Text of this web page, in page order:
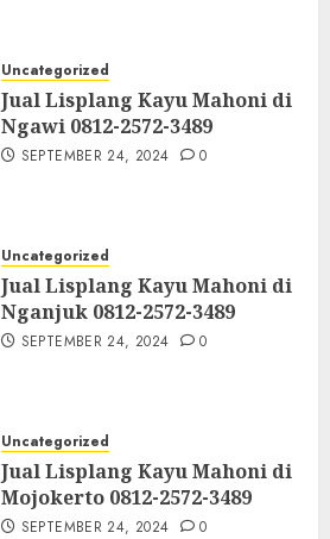
Uncategorized
Jual Lisplang Kayu Mahoni di
Ngawi 0812-2572-3489
SEPTEMBER 24, 2024 0
Uncategorized
Jual Lisplang Kayu Mahoni di
Nganjuk 0812-2572-3489
SEPTEMBER 24, 2024 0
Uncategorized
Jual Lisplang Kayu Mahoni di
Mojokerto 0812-2572-3489
SEPTEMBER 24, 2024 0